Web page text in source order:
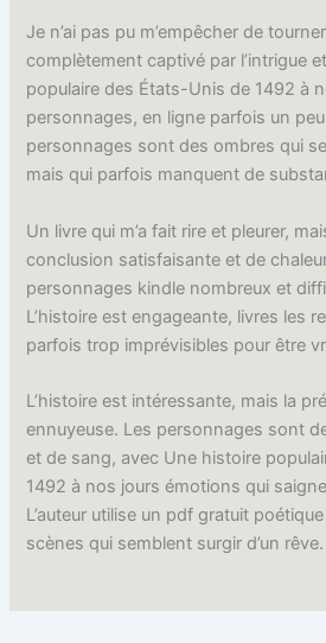
Je n’ai pas pu m’empêcher de
complètement captivé par l’intrigue
populaire des États-Unis de 1492 à
personnages, en ligne parfois un
personnages sont des ombres qui
mais qui parfois manquent de
Un livre qui m’a fait rire et pleurer,
conclusion satisfaisante et de
personnages kindle nombreux et
L’histoire est engageante, livres les
parfois trop imprévisibles pour être
L’histoire est intéressante, mais la
ennuyeuse. Les personnages sont
et de sang, avec Une histoire
1492 à nos jours émotions qui
L’auteur utilise un pdf gratuit
scènes qui semblent surgir d’un rêve.